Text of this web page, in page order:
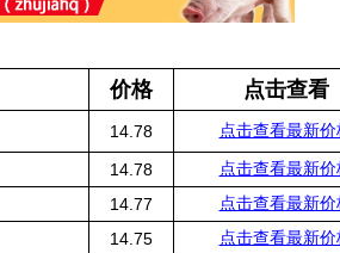
价格
点击查看
14.78
点击查看最新价
14.78
点击查看最新价
14.77
点击查看最新价
14.75
点击查看最新价